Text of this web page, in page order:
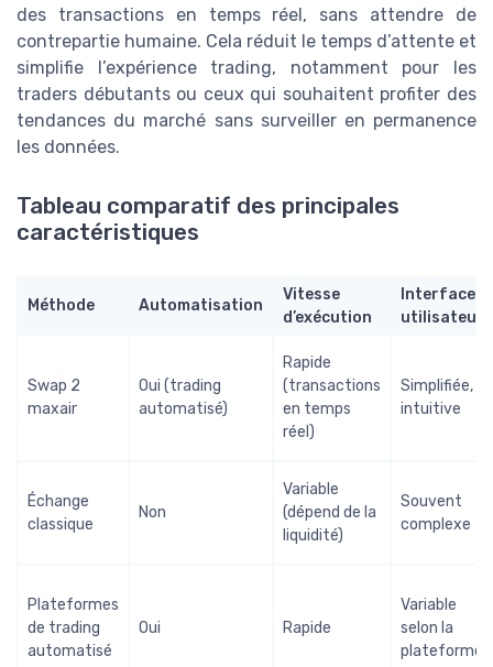
des transactions en temps réel, sans attendre de
contrepartie humaine. Cela réduit le temps d’attente et
simplifie l’expérience trading, notamment pour les
traders débutants ou ceux qui souhaitent profiter des
tendances du marché sans surveiller en permanence
les données.
Tableau comparatif des principales
caractéristiques
Méthode Automatisation
Vitesse
d’exécution
Interface
utilisateur
Swap 2
maxair
Oui (trading
automatisé)
Rapide
(transactions
en temps
réel)
Simplifiée,
intuitive
Échange
classique
Non
Variable
(dépend de la
liquidité)
Souvent
complexe
Plateformes
de trading
automatisé
Oui Rapide
Variable
selon la
plateforme